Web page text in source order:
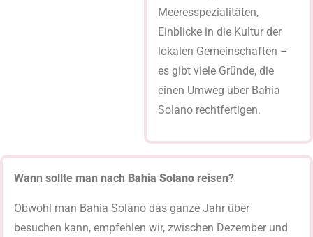
Meeresspezialitäten,
Einblicke in die Kultur der
lokalen Gemeinschaften –
es gibt viele Gründe, die
einen Umweg über Bahia
Solano rechtfertigen.
Wann sollte man nach Bahia Solano reisen?
Obwohl man Bahia Solano das ganze Jahr über
besuchen kann, empfehlen wir, zwischen Dezember und